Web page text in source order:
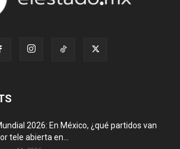
2026: En México, ¿qué partidos van
tele abierta en...